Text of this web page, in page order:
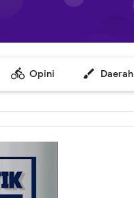
directions_bike Opini brush Daerah